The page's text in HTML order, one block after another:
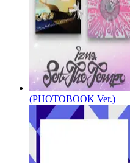
(PHOTOBOOK Ver.) —